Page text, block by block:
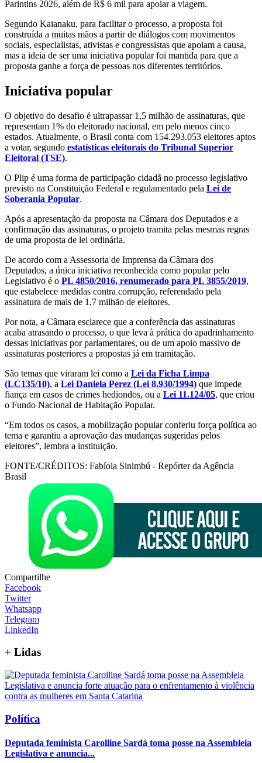
Parintins 2026, além de R$ 6 mil para apoiar a viagem.
Segundo Kaianaku, para facilitar o processo, a proposta foi
construída a muitas mãos a partir de diálogos com movimentos
sociais, especialistas, ativistas e congressistas que apoiam a causa,
mas a ideia de ser uma iniciativa popular foi mantida para que a
proposta ganhe a força de pessoas nos diferentes territórios.
Iniciativa popular
O objetivo do desafio é ultrapassar 1,5 milhão de assinaturas, que
representam 1% do eleitorado nacional, em pelo menos cinco
estados. Atualmente, o Brasil conta com 154.293.053 eleitores aptos
a votar, segundo estatísticas eleitorais do Tribunal Superior
Eleitoral (TSE).
O Plip é uma forma de participação cidadã no processo legislativo
previsto na Constituição Federal e regulamentado pela Lei de
Soberania Popular.
Após a apresentação da proposta na Câmara dos Deputados e a
confirmação das assinaturas, o projeto tramita pelas mesmas regras
de uma proposta de lei ordinária.
De acordo com a Assessoria de Imprensa da Câmara dos
Deputados, a única iniciativa reconhecida como popular pelo
Legislativo é o PL 4850/2016, renumerado para PL 3855/2019,
que estabelece medidas contra corrupção, referendado pela
assinatura de mais de 1,7 milhão de eleitores.
Por nota, a Câmara esclarece que a conferência das assinaturas
acaba atrasando o processo, o que leva à prática do apadrinhamento
dessas iniciativas por parlamentares, ou de um apoio massivo de
assinaturas posteriores a propostas já em tramitação.
São temas que viraram lei como a Lei da Ficha Limpa
(LC135/10), a Lei Daniela Perez (Lei 8.930/1994) que impede
fiança em casos de crimes hediondos, ou a Lei 11.124/05, que criou
o Fundo Nacional de Habitação Popular.
“Em todos os casos, a mobilização popular conferiu força política ao
tema e garantiu a aprovação das mudanças sugeridas pelos
eleitores”, lembra a instituição.
FONTE/CRÉDITOS: Fabíola Sinimbú - Repórter da Agência
Brasil
Compartilhe
Facebook
Twitter
Whatsapp
Telegram
LinkedIn
+ Lidas
Política
Deputada feminista Carolline Sardá toma posse na Assembleia
Legislativa e anuncia...